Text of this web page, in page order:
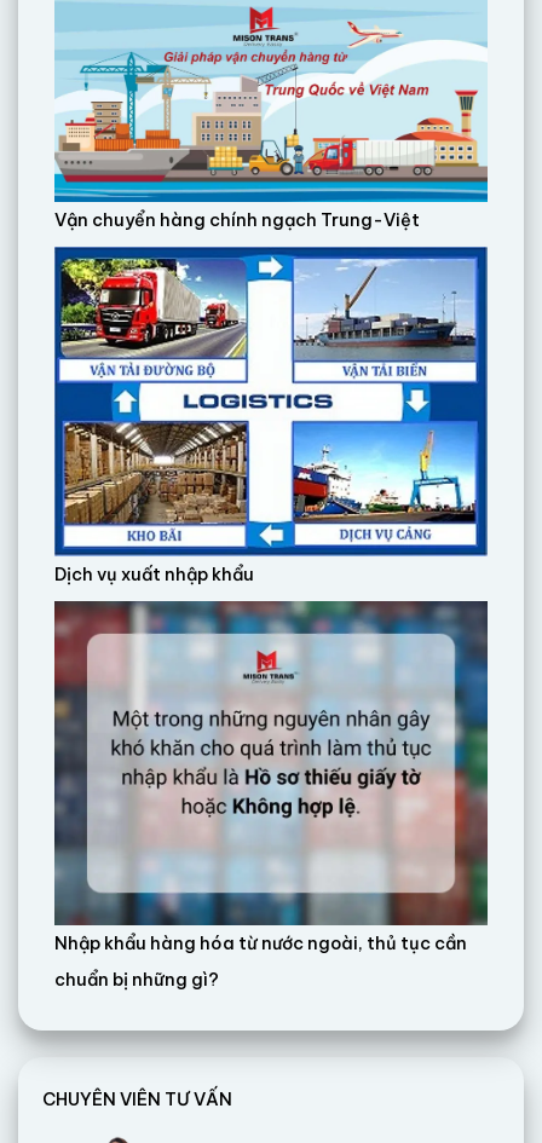
Vận chuyển hàng chính ngạch Trung-Việt
Dịch vụ xuất nhập khẩu
Nhập khẩu hàng hóa từ nước ngoài, thủ tục cần
chuẩn bị những gì?
CHUYÊN VIÊN TƯ VẤN